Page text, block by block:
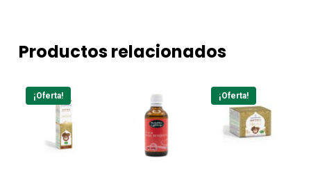
Productos relacionados
¡Oferta! ¡Oferta!